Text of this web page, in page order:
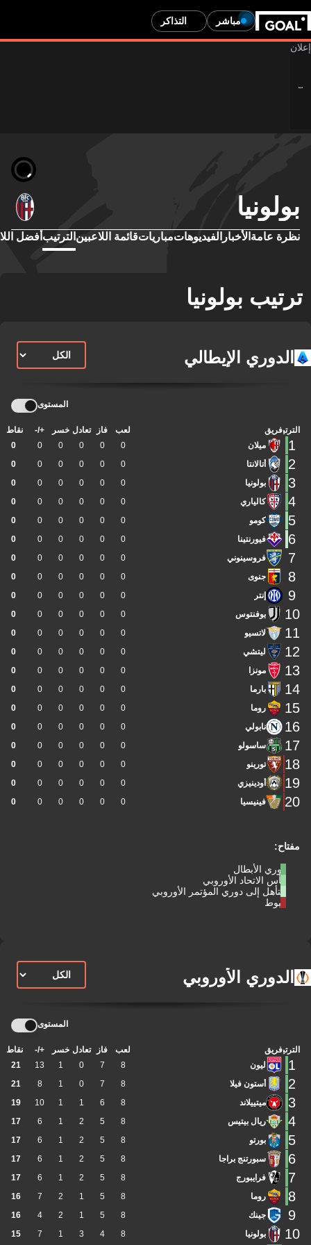
مباشر التذاكر
بولونيا
نظرة عامة الأخبار الفيديوهاتمبارياتقائمة اللاعبين الترتيب أفضل
ترتيب بولونيا
الدوري الإيطالي
المستوى
مفتاح:
دوري الأبطال
كأس الاتحاد الأوروبي
التأهل إلى دوري المؤتمر الأوروبي
هبوط
الترتيبفريق لعب فاز تعادل خسر +/- نقاط
1 ميلان 0
0
0
0
0
0
2 أتالانتا 0
0
0
0
0
0
3 بولونيا 0
0
0
0
0
0
4 كالياري 0
0
0
0
0
0
5 كومو 0
0
0
0
0
0
6 فيورنتينا 0
0
0
0
0
0
7 فروسينوني 0
0
0
0
0
0
8 جنوى 0
0
0
0
0
0
9 إنتر 0
0
0
0
0
0
10 يوفنتوس 0
0
0
0
0
0
11 لاتسيو 0
0
0
0
0
0
12 ليتشي 0
0
0
0
0
0
13 مونزا 0
0
0
0
0
0
14 بارما 0
0
0
0
0
0
15 روما 0
0
0
0
0
0
16 نابولي 0
0
0
0
0
0
17 ساسولو 0
0
0
0
0
0
18 تورينو 0
0
0
0
0
0
19 أودينيزي 0
0
0
0
0
0
20 فينيسيا 0
0
0
0
0
0
الدوري الأوروبي
المستوى
الترتيبفريق لعب فاز تعادل خسر +/- نقاط
1 ليون 8
7
0
1
13
21
2 أستون فيلا 8
7
0
1
8
21
3 ميتييلاند 8
6
1
1
10
19
4 ريال بيتيس 8
5
2
1
6
17
5 بورتو 8
5
2
1
6
17
6 سبورتنج براجا 8
5
2
1
6
17
7 فرايبورج 8
5
2
1
6
17
8 روما 8
5
1
2
7
16
9 جينك 8
5
1
2
4
16
10 بولونيا 8
4
3
1
7
15